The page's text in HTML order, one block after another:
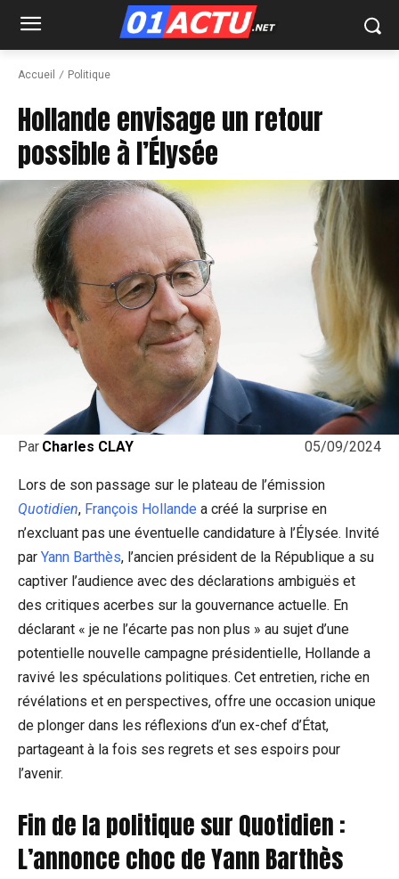
Accueil Politique
Hollande envisage un retour
possible à l’Élysée
05/09/2024
Par Charles CLAY
Lors de son passage sur le plateau de l’émission
Quotidien, François Hollande a créé la surprise en
n’excluant pas une éventuelle candidature à l’Élysée. Invité
par Yann Barthès, l’ancien président de la République a su
captiver l’audience avec des déclarations ambiguës et
des critiques acerbes sur la gouvernance actuelle. En
déclarant « je ne l’écarte pas non plus » au sujet d’une
potentielle nouvelle campagne présidentielle, Hollande a
ravivé les spéculations politiques. Cet entretien, riche en
révélations et en perspectives, offre une occasion unique
de plonger dans les réflexions d’un ex-chef d’État,
partageant à la fois ses regrets et ses espoirs pour
l’avenir.
Fin de la politique sur Quotidien :
L’annonce choc de Yann Barthès